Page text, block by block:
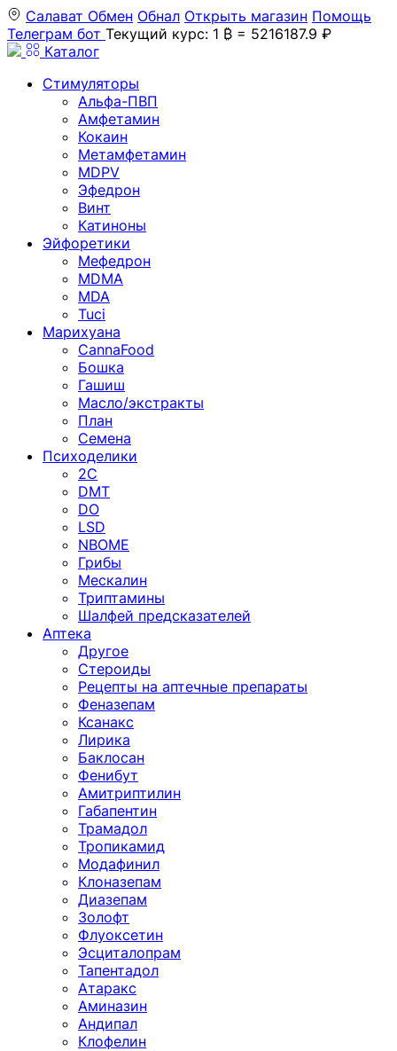
Салават Обмен Обнал Открыть магазин Помощь
Телеграм бот Текущий курс: 1 ₿ = 5216187.9 ₽
Каталог
Стимуляторы
Альфа-ПВП
Амфетамин
Кокаин
Метамфетамин
MDPV
Эфедрон
Винт
Катиноны
Эйфоретики
Мефедрон
MDMA
MDA
Tuci
Марихуана
CannaFood
Бошка
Гашиш
Масло/экстракты
План
Семена
Психоделики
2C
DMT
DO
LSD
NBOME
Грибы
Мескалин
Триптамины
Шалфей предсказателей
Аптека
Другое
Стероиды
Рецепты на аптечные препараты
Феназепам
Ксанакс
Лирика
Баклосан
Фенибут
Амитриптилин
Габапентин
Трамадол
Тропикамид
Модафинил
Клоназепам
Диазепам
Золофт
Флуоксетин
Эсциталопрам
Тапентадол
Атаракс
Аминазин
Андипал
Клофелин